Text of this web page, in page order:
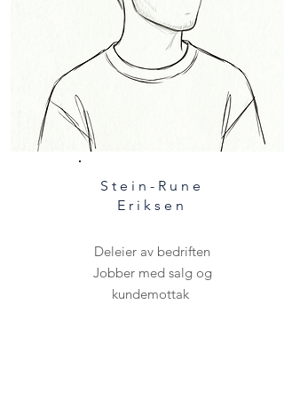
Stein-Rune
Eriksen
Deleier av bedriften
Jobber med salg og
kundemottak